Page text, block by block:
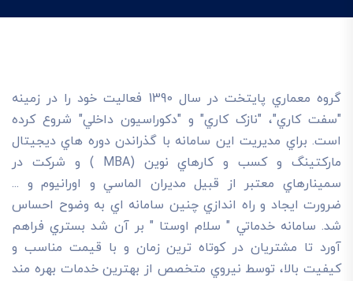
گروه معماري پايتخت در سال 1390 فعاليت خود را در زمينه
"سفت کاري"، "نازک کاري" و "دکوراسيون داخلي" شروع کرده
است. براي مديريت اين سامانه با گذراندن دوره هاي ديجيتال
مارکتينگ و کسب و کارهاي نوين (MBA ) و شرکت در
سمينارهاي معتبر از قبيل مديران الماسي و اورانيوم و ...
ضرورت ايجاد و راه اندازي چنين سامانه اي به وضوح احساس
شد. سامانه خدماتي " سلام اوستا " بر آن شد بستري فراهم
آورد تا مشتريان در کوتاه ترين زمان و با قيمت مناسب و
کيفيت بالا، توسط نيروي متخصص از بهترين خدمات بهره مند